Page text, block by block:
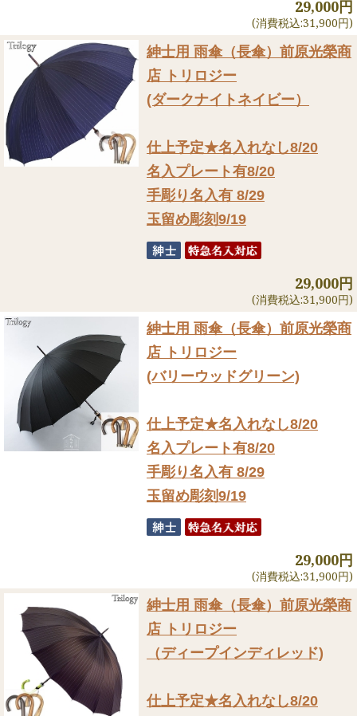
29,000円
(消費税込:31,900円)
紳士用 雨傘（長傘） 前原光榮商
店 トリロジー
(ダークナイトネイビー）
仕上予定★名入れなし8/20
名入プレート有8/20
手彫り名入有 8/29
玉留め彫刻9/19
29,000円
(消費税込:31,900円)
紳士用 雨傘（長傘） 前原光榮商
店 トリロジー
(バリーウッドグリーン)
仕上予定★名入れなし8/20
名入プレート有8/20
手彫り名入有 8/29
玉留め彫刻9/19
29,000円
(消費税込:31,900円)
紳士用 雨傘（長傘） 前原光榮商
店 トリロジー
（ディープインディレッド)
仕上予定★名入れなし8/20